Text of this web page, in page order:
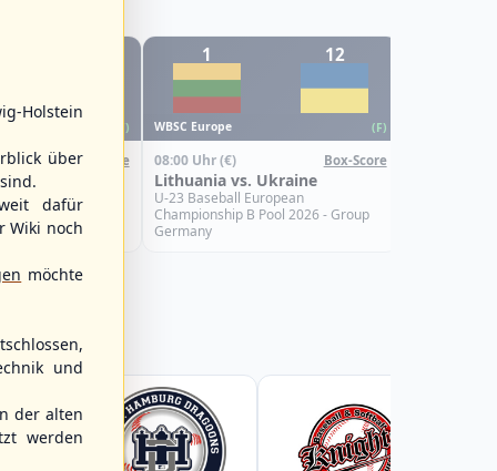
(F)
Box-Score
Israel
2026 - Group
1 12
WBSC Europe (F)
08:00 Uhr(€) Box-Score
Lithuania vs. Ukraine
U-23 Baseball European
Championship B Pool 2026 - Group
Germany
Holstein
über
dafür
Wiki noch
möchte
und
der alten
werden